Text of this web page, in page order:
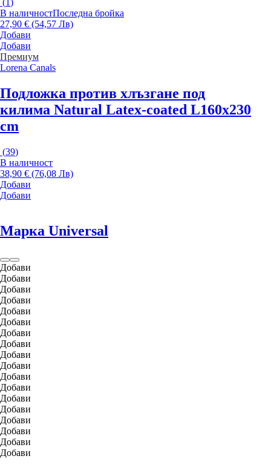
(1)
В наличностПоследна бройка
27,90 € (54,57 Лв)
Добави
Добави
Премиум
Lorena Canals
Подложка против хлъзгане под
килима Natural Latex-coated L160x230
cm
(39)
В наличност
38,90 € (76,08 Лв)
Добави
Добави
Марка Universal
Добави
Добави
Добави
Добави
Добави
Добави
Добави
Добави
Добави
Добави
Добави
Добави
Добави
Добави
Добави
Добави
Добави
Добави